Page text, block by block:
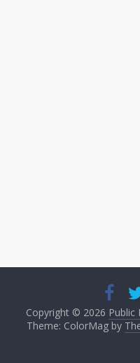
Copyright © 2026 Public
Theme: ColorMag by